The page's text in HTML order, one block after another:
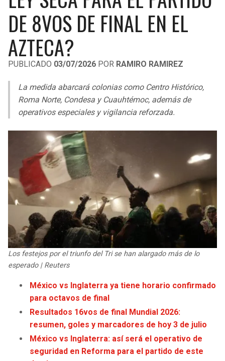
LIGA DE EXPANSIÓN MX
LEAGUES CUP
UEFA EUROPA LEAGUE
UEFA CONFERENCE LEAGUE
MLS
COPA SUDAMERICANA
LIGA BETPLAY
OTRAS LIGAS
RAIDERS
CHARGERS
BENGALS
BROWNS
STEELERS
TEXANS
COLTS
JAGUARS
TITANS
COWBOYS
GIANTS
EAGLES
CAVALIERS
PISTONS
BUCKS
HAWKS
HORNETS
MAGIC
WIZARDS
WARRIORS
CLIPPERS
LAKERS
SUNS
DE 8VOS DE FINAL EN EL
AZTECA?
PUBLICADO 03/07/2026 POR RAMIRO RAMIREZ
La medida abarcará colonias como Centro Histórico,
Roma Norte, Condesa y Cuauhtémoc, además de
operativos especiales y vigilancia reforzada.
Los festejos por el triunfo del Tri se han alargado más de lo
esperado | Reuters
México vs Inglaterra ya tiene horario confirmado
para octavos de final
Resultados 16vos de final Mundial 2026:
resumen, goles y marcadores de hoy 3 de julio
México vs Inglaterra: así será el operativo de
seguridad en Reforma para el partido de este